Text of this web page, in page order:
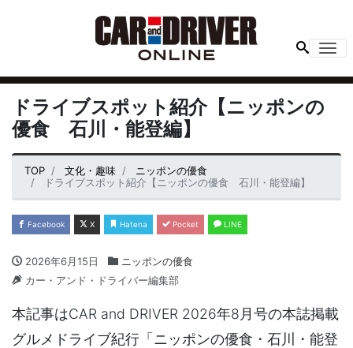
ドライブスポット紹介【ニッポンの
優食 石川・能登編】
TOP 文化・趣味
ニッポンの優食
ドライブスポット紹介【ニッポンの優食 石川・能登編】
Facebook X Hatena Pocket LINE
2026年6月15日
ニッポンの優食
カー・アンド・ドライバー編集部
本記事はCAR and DRIVER 2026年8月号の本誌掲載
グルメドライブ紀行「ニッポンの優食・石川・能登